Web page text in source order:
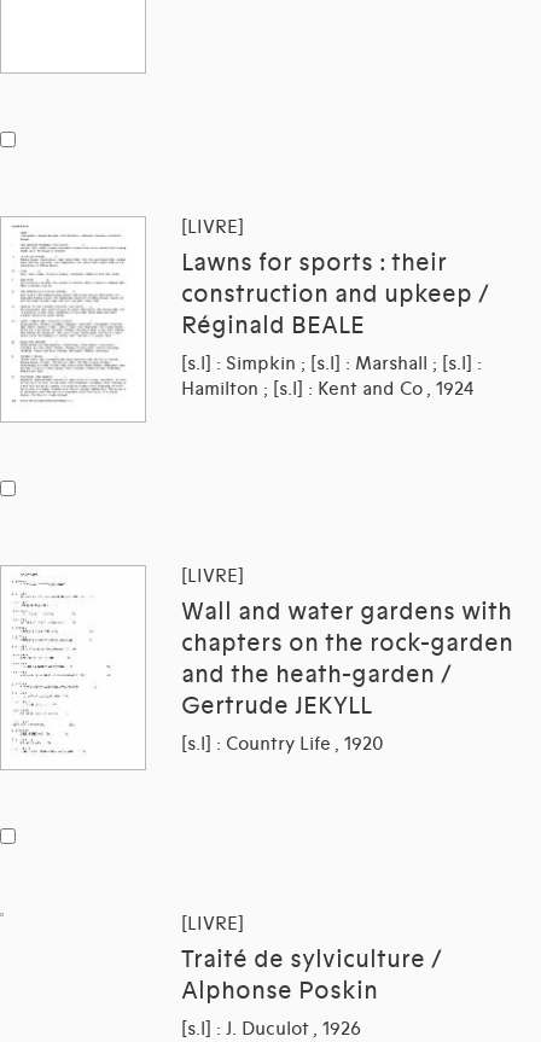
[LIVRE]
Lawns for sports : their
construction and upkeep /
Réginald BEALE
[s.l] : Simpkin ; [s.l] : Marshall ; [s.l] :
Hamilton ; [s.l] : Kent and Co , 1924
[LIVRE]
Wall and water gardens with
chapters on the rock-garden
and the heath-garden /
Gertrude JEKYLL
[s.l] : Country Life , 1920
[LIVRE]
Traité de sylviculture /
Alphonse Poskin
[s.l] : J. Duculot , 1926